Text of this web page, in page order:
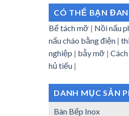
CÓ THỂ BẠN
Bể tách mỡ | Nồi nấu
nấu cháo bằng điện |
nghiệp | bẫy mỡ |
hủ tiếu |
DANH MỤC SẢN
Bàn Bếp Inox